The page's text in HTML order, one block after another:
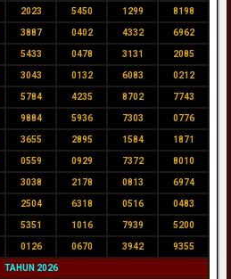
2023 5450 1299 8198
3887 0402 4332 6962
5433 0478 3131 2085
3043 0132 6083 0212
5784 4235 8702 7743
9884 5936 7303 0776
3655 2895 1584 1871
0559 0929 7372 8010
3038 2178 0813 6974
2504 6318 0516 0483
5351 1016 7939 5200
0126 0670 3942 9355
TAHUN 2026